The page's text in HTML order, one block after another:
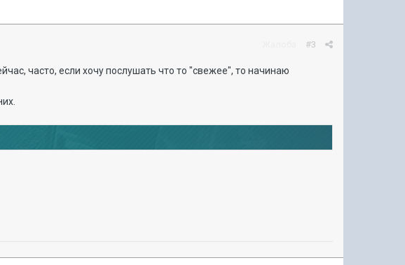
#3
часто, если хочу послушать что то "свежее", то начинаю